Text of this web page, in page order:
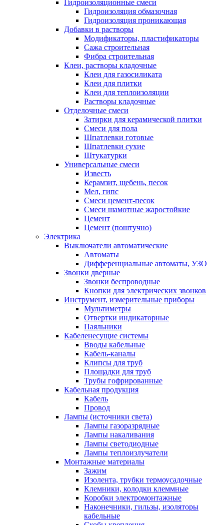
Гидроизоляционные смеси
Гидроизоляция обмазочная
Гидроизоляция проникающая
Добавки в растворы
Модификаторы, пластификаторы
Сажа строительная
Фибра строительная
Клеи, растворы кладочные
Клеи для газосиликата
Клеи для плитки
Клеи для теплоизоляции
Растворы кладочные
Отделочные смеси
Затирки для керамической плитки
Смеси для пола
Шпатлевки готовые
Шпатлевки сухие
Штукатурки
Универсальные смеси
Известь
Керамзит, щебень, песок
Мел, гипс
Смеси цемент-песок
Смеси шамотные жаростойкие
Цемент
Цемент (поштучно)
Электрика
Выключатели автоматические
Автоматы
Дифференциальные автоматы, УЗО
Звонки дверные
Звонки беспроводные
Кнопки для электрических звонков
Инструмент, измерительные приборы
Мультиметры
Отвертки индикаторные
Паяльники
Кабеленесущие системы
Вводы кабельные
Кабель-каналы
Клипсы для труб
Площадки для труб
Трубы гофрированные
Кабельная продукция
Кабель
Провод
Лампы (источники света)
Лампы газоразрядные
Лампы накаливания
Лампы светодиодные
Лампы теплоизлучатели
Монтажные материалы
Зажим
Изолента, трубки термоусадочные
Клемники, колодки клеммные
Коробки электромонтажные
Наконечники, гильзы, изоляторы
кабельные